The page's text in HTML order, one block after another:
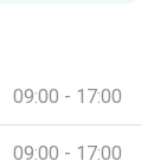
09:00 - 17:00
09:00 - 17:00